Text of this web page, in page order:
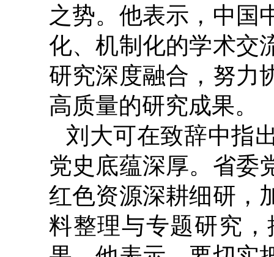
之势。他表示，中国
化、机制化的学术交
研究深度融合，努力
高质量的研究成果。
刘大可在致辞中指
党史底蕴深厚。省委
红色资源深耕细研，
料整理与专题研究